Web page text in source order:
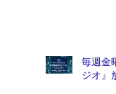
毎週金
ジオ』